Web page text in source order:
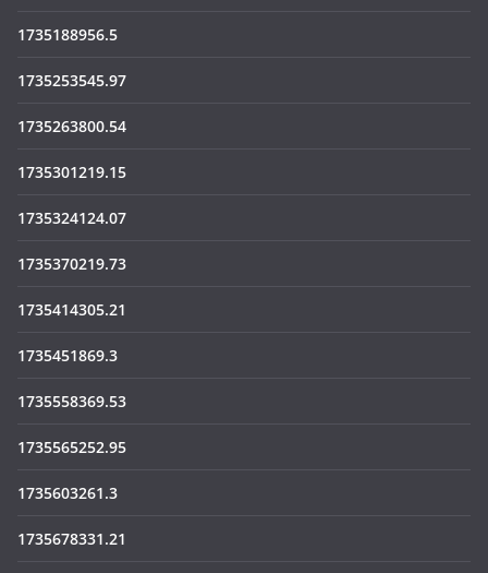
1735188956.5
1735253545.97
1735263800.54
1735301219.15
1735324124.07
1735370219.73
1735414305.21
1735451869.3
1735558369.53
1735565252.95
1735603261.3
1735678331.21